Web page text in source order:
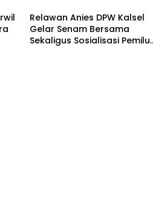
Relawan Anies DPW Kalsel
Gelar Senam Bersama
Sekaligus Sosialisasi Pemilu